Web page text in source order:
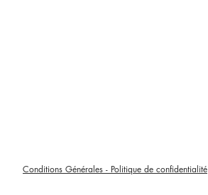
Conditions Générales - Politique de confidentialité